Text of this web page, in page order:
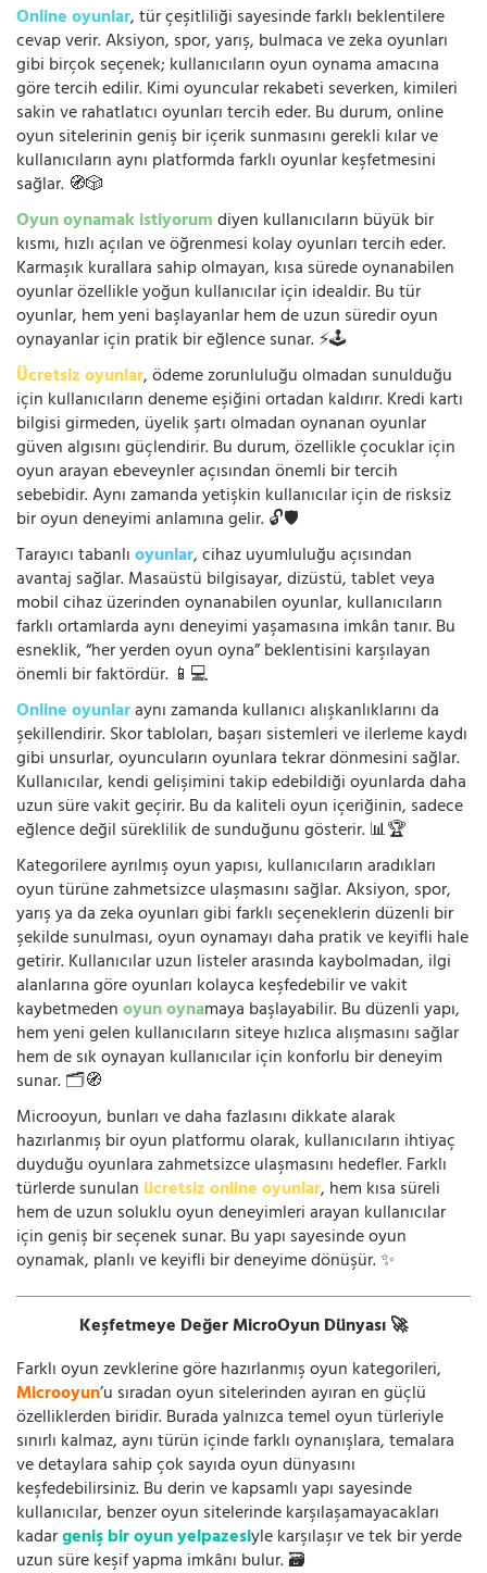
Online oyunlar, tür çeşitliliği sayesinde farklı beklentilere
cevap verir. Aksiyon, spor, yarış, bulmaca ve zeka oyunları
gibi birçok seçenek; kullanıcıların oyun oynama amacına
göre tercih edilir. Kimi oyuncular rekabeti severken, kimileri
sakin ve rahatlatıcı oyunları tercih eder. Bu durum, online
oyun sitelerinin geniş bir içerik sunmasını gerekli kılar ve
kullanıcıların aynı platformda farklı oyunlar keşfetmesini
sağlar. 🧭🎲
Oyun oynamak istiyorumdiyen kullanıcıların büyük bir
kısmı, hızlı açılan ve öğrenmesi kolay oyunları tercih eder.
Karmaşık kurallara sahip olmayan, kısa sürede oynanabilen
oyunlar özellikle yoğun kullanıcılar için idealdir. Bu tür
oyunlar, hem yeni başlayanlar hem de uzun süredir oyun
oynayanlar için pratik bir eğlence sunar. ⚡🕹️
Ücretsiz oyunlar, ödeme zorunluluğu olmadan sunulduğu
için kullanıcıların deneme eşiğini ortadan kaldırır. Kredi kartı
bilgisi girmeden, üyelik şartı olmadan oynanan oyunlar
güven algısını güçlendirir. Bu durum, özellikle çocuklar için
oyun arayan ebeveynler açısından önemli bir tercih
sebebidir. Aynı zamanda yetişkin kullanıcılar için de risksiz
bir oyun deneyimi anlamına gelir. 🔓🛡️
Tarayıcı tabanlıoyunlar, cihaz uyumluluğu açısından
avantaj sağlar. Masaüstü bilgisayar, dizüstü, tablet veya
mobil cihaz üzerinden oynanabilen oyunlar, kullanıcıların
farklı ortamlarda aynı deneyimi yaşamasına imkân tanır. Bu
esneklik, “her yerden oyun oyna” beklentisini karşılayan
önemli bir faktördür. 📱💻
Online oyunlaraynı zamanda kullanıcı alışkanlıklarını da
şekillendirir. Skor tabloları, başarı sistemleri ve ilerleme kaydı
gibi unsurlar, oyuncuların oyunlara tekrar dönmesini sağlar.
Kullanıcılar, kendi gelişimini takip edebildiği oyunlarda daha
uzun süre vakit geçirir. Bu da kaliteli oyun içeriğinin, sadece
eğlence değil süreklilik de sunduğunu gösterir. 📊🏆
Kategorilere ayrılmış oyun yapısı, kullanıcıların aradıkları
oyun türüne zahmetsizce ulaşmasını sağlar. Aksiyon, spor,
yarış ya da zeka oyunları gibi farklı seçeneklerin düzenli bir
şekilde sunulması, oyun oynamayı daha pratik ve keyifli hale
getirir. Kullanıcılar uzun listeler arasında kaybolmadan, ilgi
alanlarına göre oyunları kolayca keşfedebilir ve vakit
kaybetmedenoyun oynamaya başlayabilir. Bu düzenli yapı,
hem yeni gelen kullanıcıların siteye hızlıca alışmasını sağlar
hem de sık oynayan kullanıcılar için konforlu bir deneyim
sunar. 🗂️🧭
Microoyun, bunları ve daha fazlasını dikkate alarak
hazırlanmış bir oyun platformu olarak, kullanıcıların ihtiyaç
duyduğu oyunlara zahmetsizce ulaşmasını hedefler. Farklı
türlerde sunulan ücretsiz online oyunlar, hem kısa süreli
hem de uzun soluklu oyun deneyimleri arayan kullanıcılar
için geniş bir seçenek sunar. Bu yapı sayesinde oyun
oynamak, planlı ve keyifli bir deneyime dönüşür. ✨
Keşfetmeye Değer MicroOyun Dünyası 🚀
Farklı oyun zevklerine göre hazırlanmış oyun kategorileri,
Microoyun’u sıradan oyun sitelerinden ayıran en güçlü
özelliklerden biridir. Burada yalnızca temel oyun türleriyle
sınırlı kalmaz, aynı türün içinde farklı oynanışlara, temalara
ve detaylara sahip çok sayıda oyun dünyasını
keşfedebilirsiniz. Bu derin ve kapsamlı yapı sayesinde
kullanıcılar, benzer oyun sitelerinde karşılaşamayacakları
kadargeniş bir oyun yelpazesiyle karşılaşır ve tek bir yerde
uzun süre keşif yapma imkânı bulur. 🗃️